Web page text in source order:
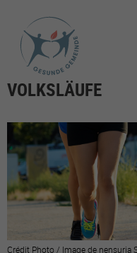
VOLKSLÄUFE
Crédit Photo / Image de nensuria